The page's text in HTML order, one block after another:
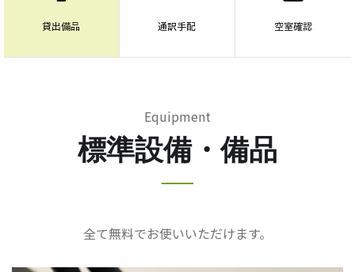
貸出備品 通訳手配 空室確認
Equipment
標準設備・備品
全て無料でお使いいただけます。